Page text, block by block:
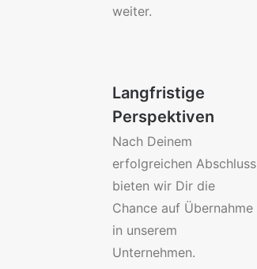
weiter.
Langfristige
Perspektiven
Nach Deinem
erfolgreichen Abschluss
bieten wir Dir die
Chance auf Übernahme
in unserem
Unternehmen.